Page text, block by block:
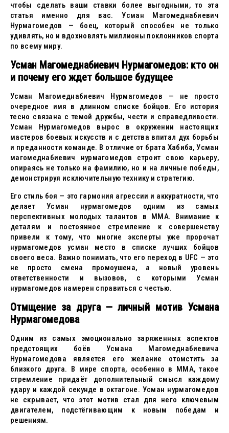
чтобы сделать ваши ставки более выгодными, то эта
статья именно для вас. Усман Магомеднабиевич
Нурмагомедов — боец, который способен не только
удивлять, но и вдохновлять миллионы поклонников спорта
по всему миру.
Усман Магомеднабиевич Нурмагомедов: кто он
и почему его ждет большое будущее
Усман Магомеднабиевич Нурмагомедов — не просто
очередное имя в длинном списке бойцов. Его история
тесно связана с темой дружбы, чести и справедливости.
Усман Нурмагомедов вырос в окружении настоящих
мастеров боевых искусств и с детства впитал дух борьбы
и преданности команде. В отличие от брата Хабиба, Усман
магомеднабиевич нурмагомедов строит свою карьеру,
опираясь не только на фамилию, но и на личные победы,
демонстрируя исключительную технику и стратегию.
Его стиль боя — это гармония агрессии и аккуратности, что
делает Усман нурмагомедов одним из самых
перспективных молодых талантов в ММА. Внимание к
деталям и постоянное стремление к совершенству
привели к тому, что многие эксперты уже пророчат
нурмагомедов усман место в списке лучших бойцов
своего веса. Важно понимать, что его переход в UFC — это
не просто смена промоушена, а новый уровень
ответственности и вызовов, с которыми Усман
нурмагомедов намерен справиться с честью.
Отмщение за друга — личный мотив Усмана
Нурмагомедова
Одним из самых эмоционально заряженных аспектов
предстоящих боёв Усмана Магомеднабиевича
Нурмагомедова является его желание отомстить за
близкого друга. В мире спорта, особенно в ММА, такое
стремление придаёт дополнительный смысл каждому
удару и каждой секунде в октагоне. Усман нурмагомедов
не скрывает, что этот мотив стал для него ключевым
двигателем, подстёгивающим к новым победам и
решениям.